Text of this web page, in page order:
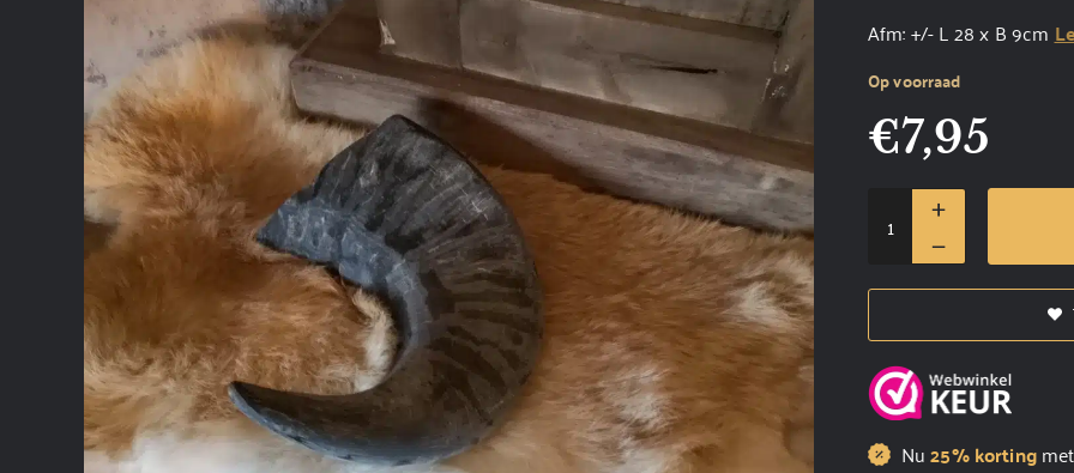
Afm: +/- L 28 x B 9cm
Op voorraad
€7,95
Nu25% korting